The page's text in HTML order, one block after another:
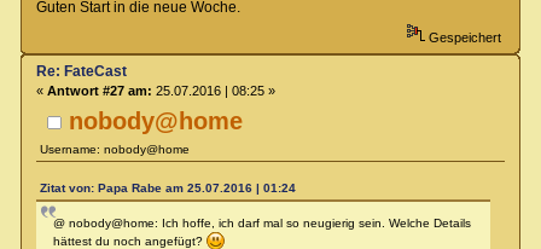
Guten Start in die neue Woche.
Gespeichert
nobody@home
Username: nobody@home
Re: FateCast
« Antwort #27 am: 25.07.2016 | 08:25 »
Zitat von: Papa Rabe am 25.07.2016 | 01:24
@ nobody@home: Ich hoffe, ich darf mal so neugierig sein. Welche Details
hättest du noch angefügt?